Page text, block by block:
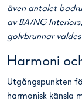
även antalet
av BA/NG
golvbrunnar
Harmoni
Utgångspunkten
harmonisk känsla